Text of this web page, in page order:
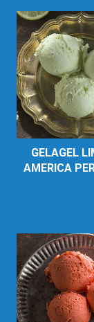
GELAGEL
AMERICA